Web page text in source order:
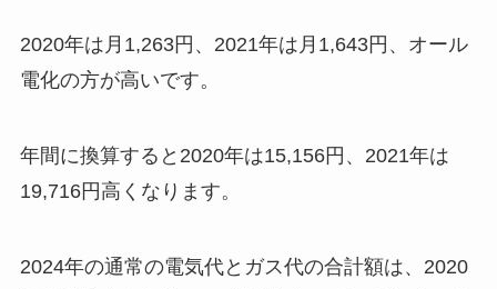
2020年は月1,263円、2021年は月1,643円、オール
電化の方が高いです。
年間に換算すると2020年は15,156円、2021年は
19,716円高くなります。
2024年の通常の電気代とガス代の合計額は、2020